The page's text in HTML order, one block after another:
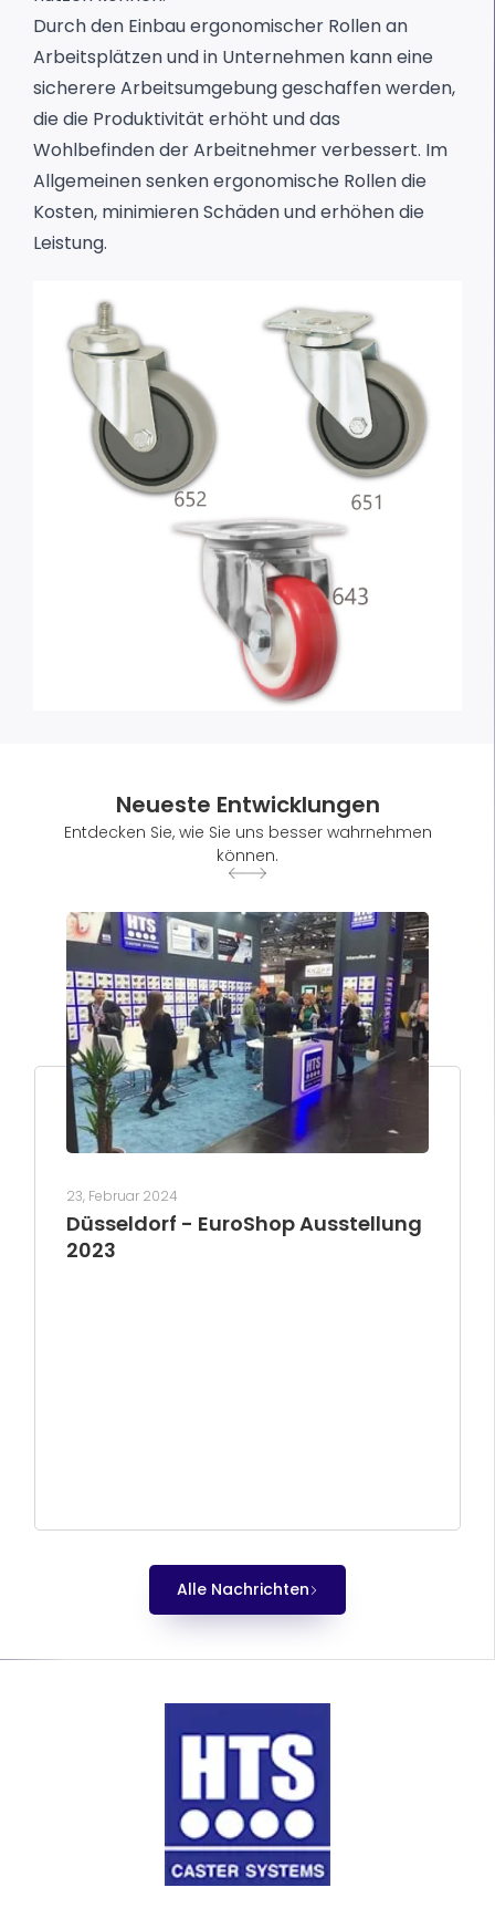
Durch den Einbau ergonomischer Rollen an
Arbeitsplätzen und in Unternehmen kann eine
sicherere Arbeitsumgebung geschaffen werden,
die die Produktivität erhöht und das
Wohlbefinden der Arbeitnehmer verbessert. Im
Allgemeinen senken ergonomische Rollen die
Kosten, minimieren Schäden und erhöhen die
Leistung.
Neueste Entwicklungen
Entdecken Sie, wie Sie uns besser wahrnehmen
können.
23, Februar 2024
Düsseldorf - EuroShop Ausstellung
2023
Alle Nachrichten